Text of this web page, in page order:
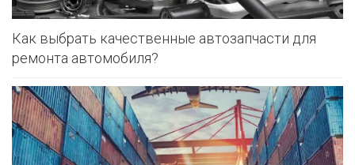
Как выбрать качественные автозапчасти для
ремонта автомобиля?